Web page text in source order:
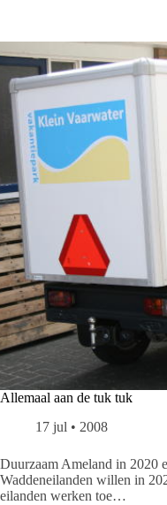
Allemaal aan de tuk tuk
17 jul • 2008
Duurzaam Ameland in 2020
Waddeneilanden willen in
eilanden werken toe…